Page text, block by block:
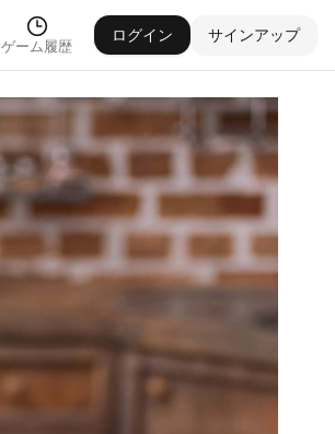
ゲーム履歴
ログイン サインアップ